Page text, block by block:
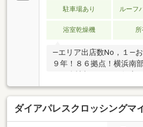
駐車場あり ルーフ
浴室乾燥機
―エリア出店数No，１―
９年！８６拠点！横浜南
ント】■相鉄線「和田町
新規リフォーム完成済み
細なリフォーム内容は、
い）■南西角部屋・８階
ダイアパレスクロッシングマ